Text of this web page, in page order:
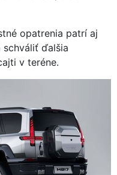
opatrenia patrí aj
schváliť ďalšia
v teréne.